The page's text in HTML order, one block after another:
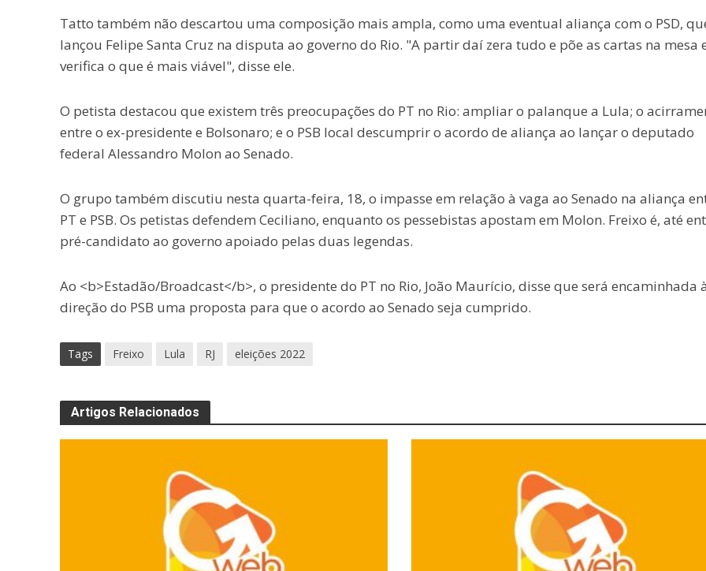
Tatto também não descartou uma composição mais ampla, como uma eventual aliança com o PSD,
lançou Felipe Santa Cruz na disputa ao governo do Rio. "A partir daí zera tudo e põe as cartas na mesa
verifica o que é mais viável", disse ele.
O petista destacou que existem três preocupações do PT no Rio: ampliar o palanque a Lula; o
entre o ex-presidente e Bolsonaro; e o PSB local descumprir o acordo de aliança ao lançar o deputado
federal Alessandro Molon ao Senado.
O grupo também discutiu nesta quarta-feira, 18, o impasse em relação à vaga ao Senado na aliança
PT e PSB. Os petistas defendem Ceciliano, enquanto os pessebistas apostam em Molon. Freixo é, até
pré-candidato ao governo apoiado pelas duas legendas.
Ao <b>Estadão/Broadcast</b>, o presidente do PT no Rio, João Maurício, disse que será encaminhada à
direção do PSB uma proposta para que o acordo ao Senado seja cumprido.
Tags Freixo Lula RJ eleições 2022
Artigos Relacionados